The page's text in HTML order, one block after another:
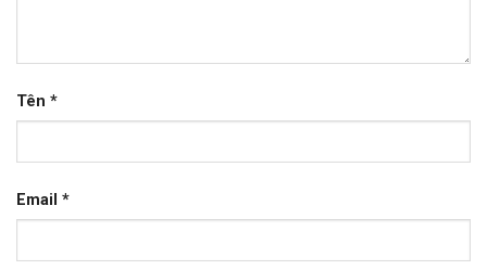
Tên *
Email *